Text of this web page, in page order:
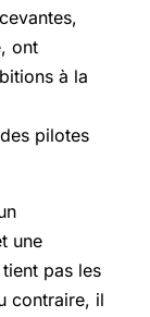
ont
à la
pilotes
une
pas les
contraire, il